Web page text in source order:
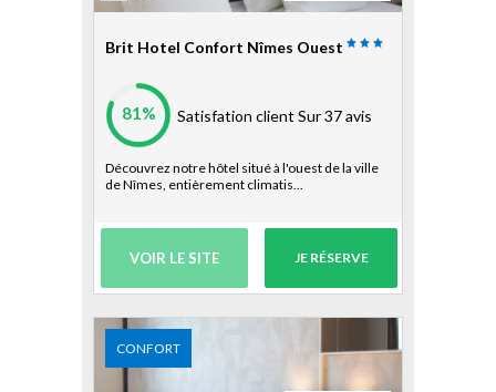
Brit Hotel Confort Nîmes Ouest
81% Satisfation client Sur 37 avis
Découvrez notre hôtel situé à l'ouest de la ville
de Nîmes, entièrement climatis...
VOIR LE SITE JE RÉSERVE
CONFORT